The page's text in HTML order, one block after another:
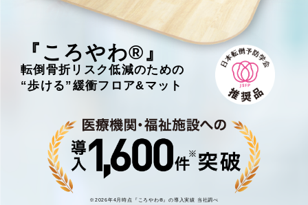
『ころやわ®︎』
転倒骨折リスク低減のための
“歩ける”緩衝フロア&マット
※2026年4月時点『ころやわ®︎』の導入実績 当社調べ